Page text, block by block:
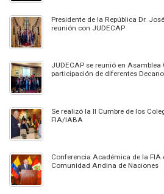
Presidente de la República Dr.
reunión con JUDECAP
JUDECAP se reunió en
participación de diferentes
Se realizó la II Cumbre de los
FIA/IABA
Conferencia Académica de la
Comunidad Andina de Naciones